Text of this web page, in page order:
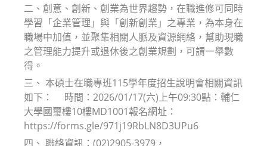
二、創意、創新、創業為世界趨勢，在職進修可同時
學習「企業管理」與「創新創業」之專業，為本身在
職場中加值，並聚集相關人脈及資源網絡，幫助現職
之管理能力提升或退休後之創業規劃，可謂一舉數
得。
三、 本碩士在職專班115學年度招生說明會相關資訊
如下： 時間：2026/01/17(六)上午09:30點：輔仁
大學國璽樓10樓MD1001報名網址：
https://forms.gle/971j19RbLN8D3UPu6
四、 聯絡資訊：(02)2905-3979，